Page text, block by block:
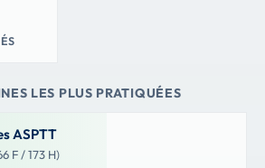
LES PLUS PRATIQUÉES
ASPTT
F / 173 H)